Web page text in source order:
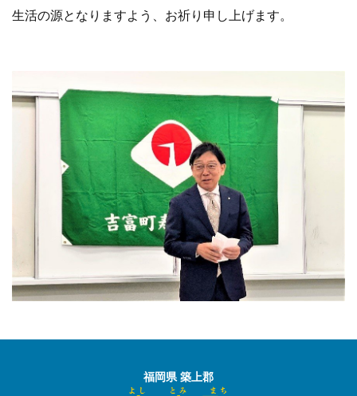
生活の源となりますよう、お祈り申し上げます。
福岡県 築上郡